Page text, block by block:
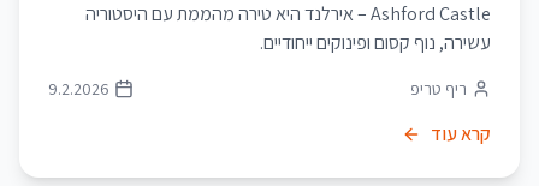
Ashford Castle – אירלנד היא טירה מהממת עם היסטוריה
עשירה, נוף קסום ופינוקים ייחודיים.
ריף טריפ 9.2.2026
קרא עוד